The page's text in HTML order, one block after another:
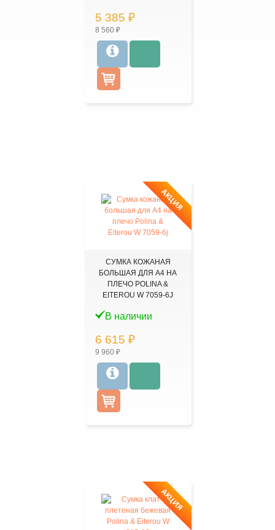
5 385 ₽
8 560 ₽
АКЦИЯ
СУМКА КОЖАНАЯ
БОЛЬШАЯ ДЛЯ А4 НА
ПЛЕЧО POLINA &
EITEROU W 7059-6J
В наличии
6 615 ₽
9 960 ₽
АКЦИЯ